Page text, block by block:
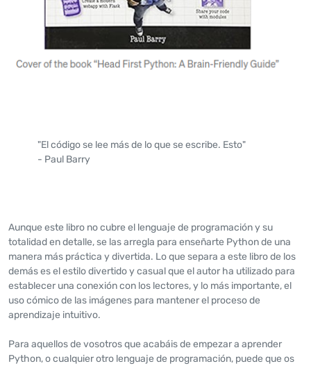
"El código se lee más de lo que se escribe. Esto"
- Paul Barry
Aunque este libro no cubre el lenguaje de programación y su
totalidad en detalle, se las arregla para enseñarte Python de una
manera más práctica y divertida. Lo que separa a este libro de los
demás es el estilo divertido y casual que el autor ha utilizado para
establecer una conexión con los lectores, y lo más importante, el
uso cómico de las imágenes para mantener el proceso de
aprendizaje intuitivo.
Para aquellos de vosotros que acabáis de empezar a aprender
Python, o cualquier otro lenguaje de programación, puede que os